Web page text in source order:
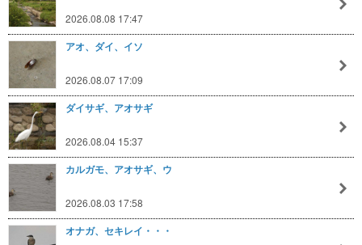
2026.08.08 17:47
アオ、ダイ、イソ
2026.08.07 17:09
ダイサギ、アオサギ
2026.08.04 15:37
カルガモ、アオサギ、ウ
2026.08.03 17:58
オナガ、セキレイ・・・